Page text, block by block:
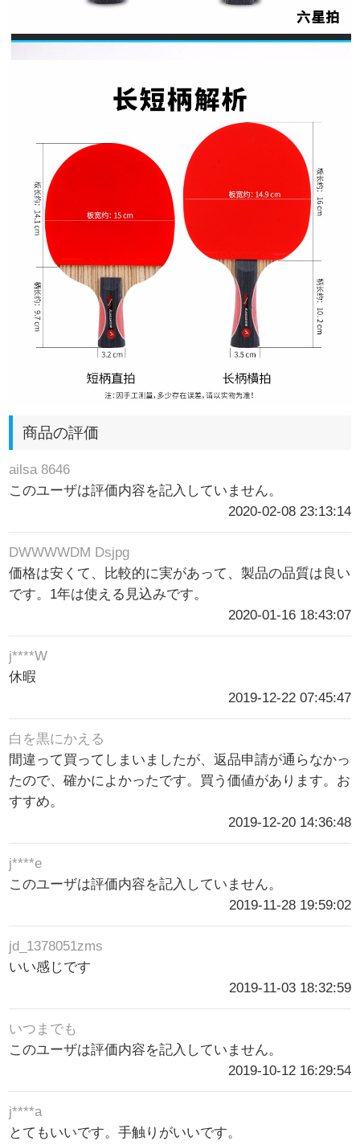
商品の評価
ailsa 8646
このユーザは評価内容を記入していません。
2020-02-08 23:13:14
DWWWWDM Dsjpg
価格は安くて、比較的に実があって、製品の品質は良い
です。1年は使える見込みです。
2020-01-16 18:43:07
j****W
休暇
2019-12-22 07:45:47
白を黒にかえる
間違って買ってしまいましたが、返品申請が通らなかっ
たので、確かによかったです。買う価値があります。お
すすめ。
2019-12-20 14:36:48
j****e
このユーザは評価内容を記入していません。
2019-11-28 19:59:02
jd_1378051zms
いい感じです
2019-11-03 18:32:59
いつまでも
このユーザは評価内容を記入していません。
2019-10-12 16:29:54
j****a
とてもいいです。手触りがいいです。